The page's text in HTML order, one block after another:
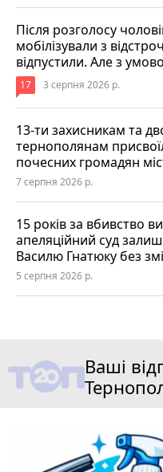
Після розголосу
мобілізували з
відпустили. Але з
17 3 серпня 2026 р.
13-ти захисникам та
тернополянам
почесних громадян
7 серпня 2026 р.
15 років за вбивство
апеляційний суд
Василю Гнатюку без
5 серпня 2026 р.
Ваші